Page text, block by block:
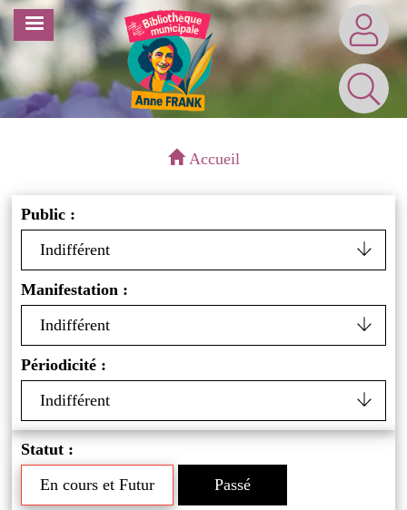
Aller
contenu
principal
MENU
Accueil
Public :
Manifestation :
Périodicité :
Statut :
En cours et Futur
Passé